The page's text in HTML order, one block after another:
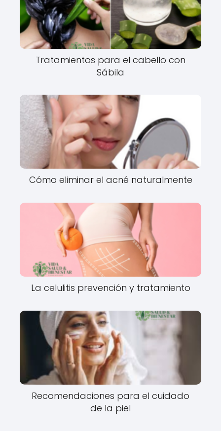
Tratamientos para el cabello con
Sábila
Cómo eliminar el acné naturalmente
La celulitis prevención y tratamiento
Recomendaciones para el cuidado
de la piel